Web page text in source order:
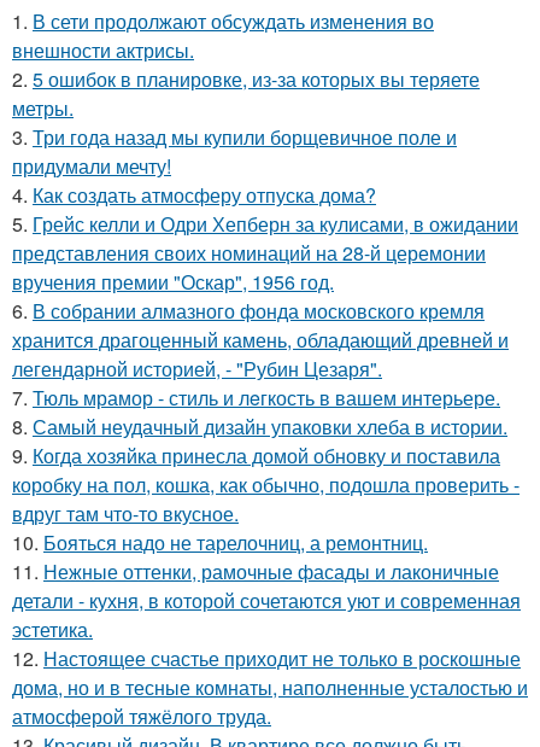
1. В сети продолжают обсуждать изменения во
внешности актрисы.
2. 5 ошибок в планировке, из-за которых вы теряете
метры.
3. Три года назад мы купили борщевичное поле и
придумали мечту!
4. Как создать атмосферу отпуска дома?
5. Грейс келли и Одри Хепберн за кулисами, в ожидании
представления своих номинаций на 28-й церемонии
вручения премии "Оскар", 1956 год.
6. В собрании алмазного фонда московского кремля
хранится драгоценный камень, обладающий древней и
легендарной историей, - "Рубин Цезаря".
7. Тюль мрамор - стиль и лeгкость в вашем интерьере.
8. Самый неудачный дизайн упаковки хлеба в истории.
9. Когда хозяйка принесла домой обновку и поставила
коробку на пол, кошка, как обычно, подошла проверить -
вдруг там что-то вкусное.
10. Бояться надо не тарелочниц, а ремонтниц.
11. Нежные оттенки, рамочные фасады и лаконичные
детали - кухня, в которой сочетаются уют и современная
эстетика.
12. Настоящее счастье приходит не только в роскошные
дома, но и в тесные комнаты, наполненные усталостью и
атмосферой тяжёлого труда.